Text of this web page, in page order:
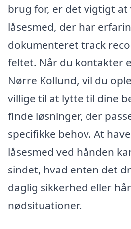
brug for, er det vigtigt
låsesmed, der har
dokumenteret track
feltet. Når du kontakter
Nørre Kollund, vil du
villige til at lytte til dine
finde løsninger, der
specifikke behov. At
låsesmed ved hånden
sindet, hvad enten det
daglig sikkerhed eller
nødsituationer.